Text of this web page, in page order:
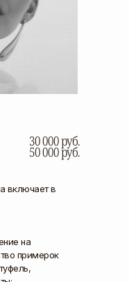
50 000 руб.
30 000 руб.
включает в
на
примерок